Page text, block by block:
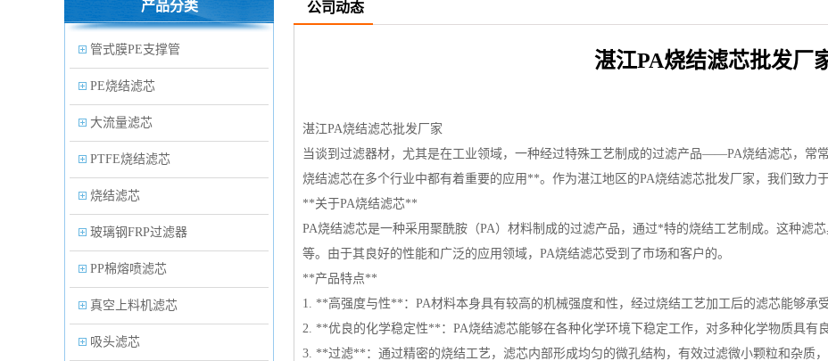
产品分类
管式膜PE支撑管
PE烧结滤芯
大流量滤芯
PTFE烧结滤芯
烧结滤芯
玻璃钢FRP过滤器
PP棉熔喷滤芯
真空上料机滤芯
吸头滤芯
公司动态
湛江PA烧结滤芯批发厂
湛江PA烧结滤芯批发厂家
当谈到过滤器材，尤其是在工业领域，一种经过特殊工艺制成的过滤产品——PA烧结滤芯，常
烧结滤芯在多个行业中都有着重要的应用**。作为湛江地区的PA烧结滤芯批发厂家，我们致力
**关于PA烧结滤芯**
PA烧结滤芯是一种采用聚酰胺（PA）材料制成的过滤产品，通过*特的烧结工艺制成。这种滤
等。由于其良好的性能和广泛的应用领域，PA烧结滤芯受到了市场和客户的。
**产品特点**
1. **高强度与性**：PA材料本身具有较高的机械强度和性，经过烧结工艺加工后的滤芯能够承
2. **优良的化学稳定性**：PA烧结滤芯能够在各种化学环境下稳定工作，对多种化学物质具有
3. **过滤**：通过精密的烧结工艺，滤芯内部形成均匀的微孔结构，有效过滤微小颗粒和杂质，